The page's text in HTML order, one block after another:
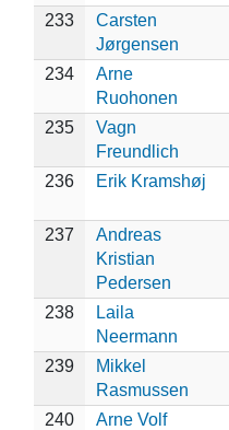
233
Carsten
Jørgensen
234
Arne
Ruohonen
235
Vagn
Freundlich
236 Erik Kramshøj
237
Andreas
Kristian
Pedersen
238
Laila
Neermann
239
Mikkel
Rasmussen
240 Arne Volf